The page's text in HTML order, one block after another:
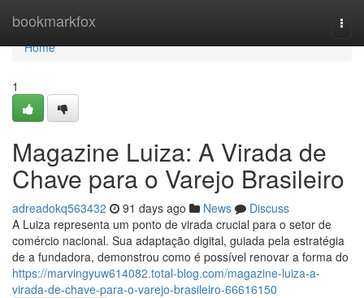
bookmarkfox
Home
Home
1
Magazine Luiza: A Virada de
Chave para o Varejo Brasileiro
adreadokq563432 91 days ago News
Discuss
A Luiza representa um ponto de virada crucial para o setor de
comércio nacional. Sua adaptação digital, guiada pela estratégia
de a fundadora, demonstrou como é possível renovar a forma do
https://marvingyuw614082.total-blog.com/magazine-luiza-a-
virada-de-chave-para-o-varejo-brasileiro-66616150